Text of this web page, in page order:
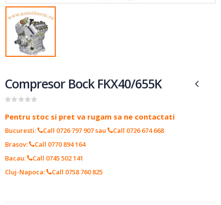
Compresor Bock FKX40/655K
Pentru stoc si pret va rugam sa ne contactati
Bucuresti: Call 0726 797 907sau
Call 0726 674 668
Brasov:
Call 0770 894 164
Bacau:
Call 0745 502 141
Cluj-Napoca:
Call 0758 760 825